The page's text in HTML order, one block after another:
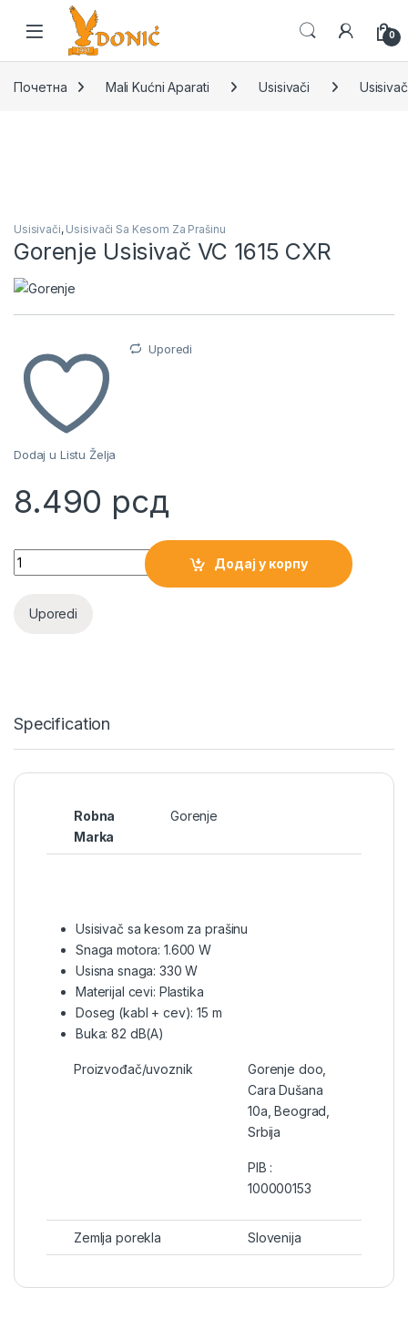
Skip to navigation
Skip to content
0
Почетна Mali Kućni Aparati Usisivači
Usisivači, Usisivači Sa Kesom Za Prašinu
Gorenje Usisivač VC 1615 CXR
Dodaj u Listu Želja
Uporedi
8.490 рсд
Gorenje Usisivač VC 1615 CXR quantity
Додај у корпу
Uporedi
Specification
Robna
Marka
Gorenje
Usisivač sa kesom za prašinu
Snaga motora: 1.600 W
Usisna snaga: 330 W
Materijal cevi: Plastika
Doseg (kabl + cev): 15 m
Buka: 82 dB(A)
Proizvođač/uvoznik
Gorenje doo,
Cara Dušana
10a, Beograd,
Srbija
PIB :
100000153
Zemlja porekla Slovenija